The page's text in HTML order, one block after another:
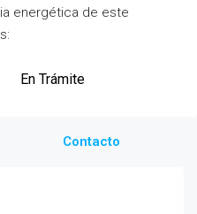
energética de este
En Trámite
Contacto